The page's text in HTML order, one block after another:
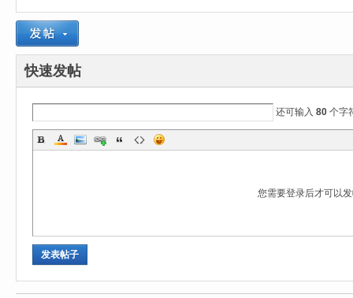
心
快速发帖
还可输入 80 个字
您需要登录后才可以
发表帖子